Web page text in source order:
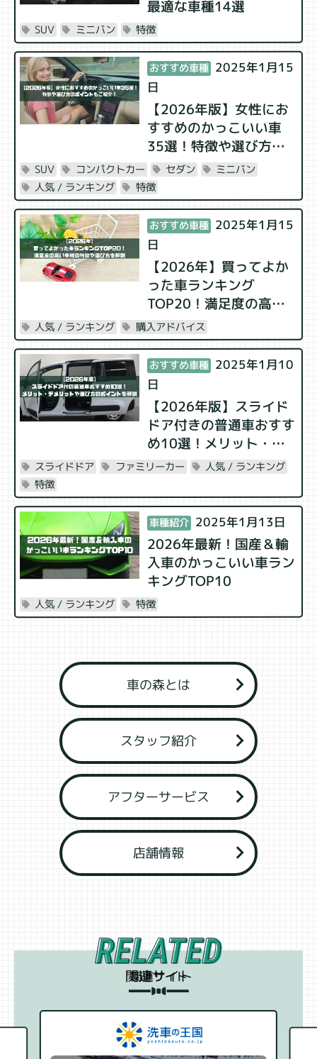
最適な車種14選
SUV ミニバン 特徴
おすすめ車種 2025年1月15
日
【2026年版】女性にお
すすめのかっこいい車
35選！特徴や選び方の
ポイントもご紹介！
SUV コンパクトカー セダン ミニバン
人気 / ランキング 特徴
おすすめ車種 2025年1月15
日
【2026年】買ってよか
った車ランキング
TOP20！満足度の高い
車種の特徴や選び方を解
説
人気 / ランキング 購入アドバイス
おすすめ車種 2025年1月10
日
【2026年版】スライド
ドア付きの普通車おすす
め10選！メリット・デ
メリットや選び方のポイ
ントを解説
スライドドア ファミリーカー 人気 / ランキング
特徴
車種紹介 2025年1月13日
2026年最新！国産＆輸
入車のかっこいい車ラン
キングTOP10
人気 / ランキング 特徴
車の森とは
スタッフ紹介
アフターサービス
店舗情報
関連サイト